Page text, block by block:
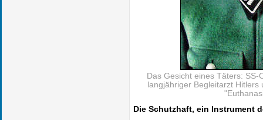
Das Gesicht eines Täters:
langjähriger Begleitarzt
Die Schutzhaft, ein Instrument